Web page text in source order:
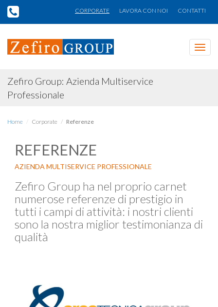
CORPORATE LAVORA CON NOI CONTATTI
Zefiro Group: Azienda Multiservice
Professionale
Home Corporate Referenze
REFERENZE
AZIENDA MULTISERVICE PROFESSIONALE
Zefiro Group ha nel proprio carnet
numerose referenze di prestigio in
tutti i campi di attività: i nostri clienti
sono la nostra miglior testimonianza di
qualità